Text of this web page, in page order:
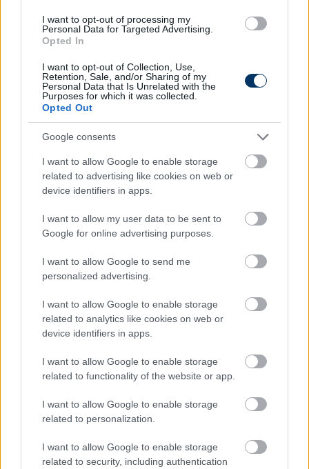
I want to opt-out of processing my
Personal Data for Targeted Advertising.
Opted In
I want to opt-out of Collection, Use,
Retention, Sale, and/or Sharing of my
Personal Data that Is Unrelated with the
Purposes for which it was collected.
Opted Out
Google consents
I want to allow Google to enable storage
related to advertising like cookies on web or
device identifiers in apps.
I want to allow my user data to be sent to
Google for online advertising purposes.
I want to allow Google to send me
personalized advertising.
I want to allow Google to enable storage
related to analytics like cookies on web or
device identifiers in apps.
I want to allow Google to enable storage
related to functionality of the website or app.
I want to allow Google to enable storage
related to personalization.
I want to allow Google to enable storage
related to security, including authentication
A 22 éve szlovén támadó az őszi szezonban 17
Frissítés!Kicsivel 22 óra előtt a Fehérvár
bejelentette, hogy az egyiptomi Al Ahly FC
megvásárolta a 22 esztendős szlovén válogatott
támadó játékjogát - olvasható a
Olvastad már?
csatárt az Újpest
csapatától.